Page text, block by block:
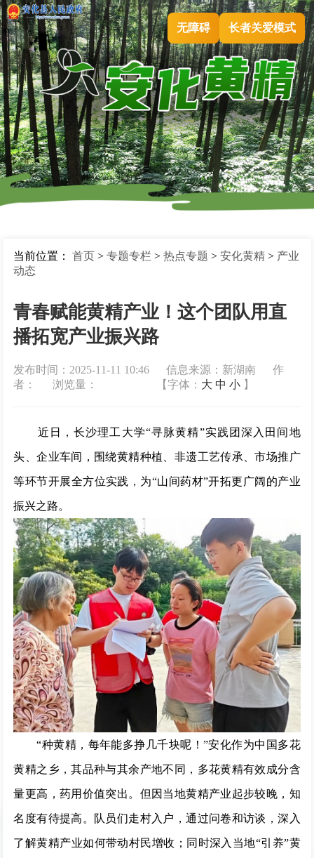
无障碍 长者关爱模式
当前位置：首页 >专题专栏 >热点专题 >安化黄精 > 产业
动态
青春赋能黄精产业！这个团队用直
播拓宽产业振兴路
发布时间：2025-11-11 10:46 信息来源：新湖南 作
者： 浏览量：
【字体： 大 中 小 】
近日，长沙理工大学“寻脉黄精”实践团深入田间地
头、企业车间，围绕黄精种植、非遗工艺传承、市场推广
等环节开展全方位实践，为“山间药材”开拓更广阔的产业
振兴之路。
“种黄精，每年能多挣几千块呢！”安化作为中国多花
黄精之乡，其品种与其余产地不同，多花黄精有效成分含
量更高，药用价值突出。但因当地黄精产业起步较晚，知
名度有待提高。队员们走村入户，通过问卷和访谈，深入
了解黄精产业如何带动村民增收；同时深入当地“引养”黄